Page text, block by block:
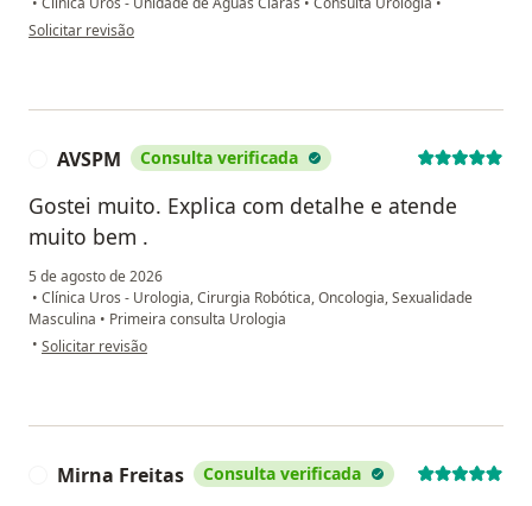
na opinião do utilizador Douglas
Solicitar revisão
AVSPM Consulta verificada
Gostei muito. Explica com detalhe e atende
muito bem .
5 de agosto de 2026
• Clínica Uros - Urologia, Cirurgia Robótica, Oncologia, Sexualidade
Masculina • Primeira consulta Urologia
• na opinião do utilizador AVSPM
Solicitar revisão
Mirna Freitas Consulta verificada